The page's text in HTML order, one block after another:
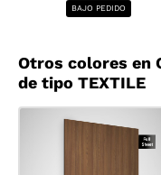
BAJO PEDIDO
Otros colores en
de tipo TEXTILE